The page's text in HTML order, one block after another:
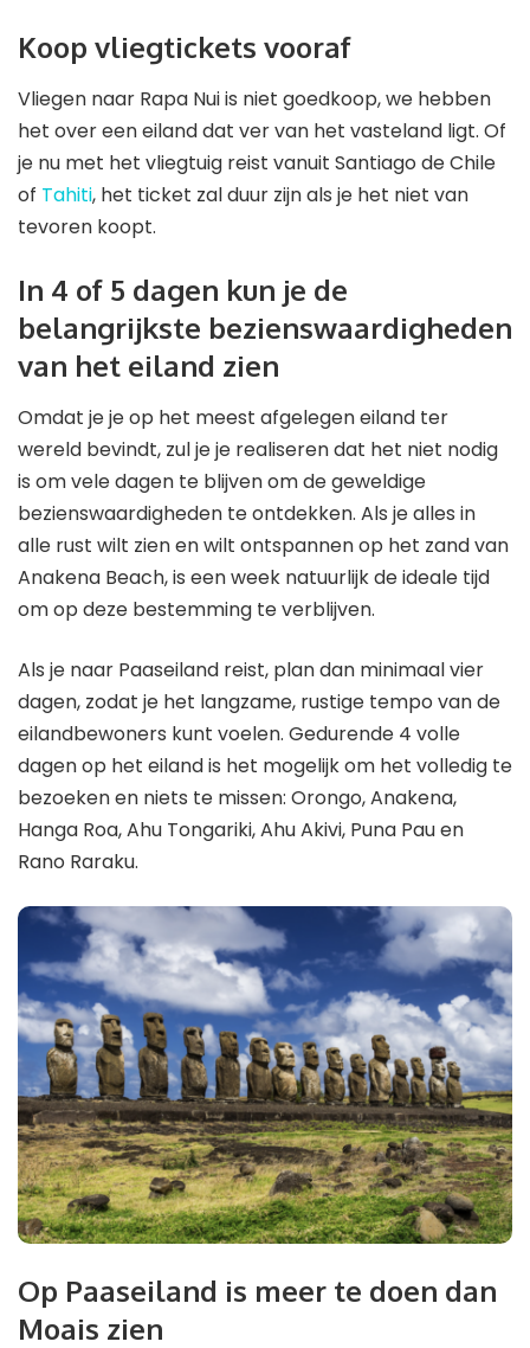
Koop vliegtickets vooraf
Vliegen naar Rapa Nui is niet goedkoop, we hebben
het over een eiland dat ver van het vasteland ligt. Of
je nu met het vliegtuig reist vanuit Santiago de Chile
of Tahiti, het ticket zal duur zijn als je het niet van
tevoren koopt.
In 4 of 5 dagen kun je de
belangrijkste bezienswaardigheden
van het eiland zien
Omdat je je op het meest afgelegen eiland ter
wereld bevindt, zul je je realiseren dat het niet nodig
is om vele dagen te blijven om de geweldige
bezienswaardigheden te ontdekken. Als je alles in
alle rust wilt zien en wilt ontspannen op het zand van
Anakena Beach, is een week natuurlijk de ideale tijd
om op deze bestemming te verblijven.
Als je naar Paaseiland reist, plan dan minimaal vier
dagen, zodat je het langzame, rustige tempo van de
eilandbewoners kunt voelen. Gedurende 4 volle
dagen op het eiland is het mogelijk om het volledig te
bezoeken en niets te missen: Orongo, Anakena,
Hanga Roa, Ahu Tongariki, Ahu Akivi, Puna Pau en
Rano Raraku.
Op Paaseiland is meer te doen dan
Moais zien